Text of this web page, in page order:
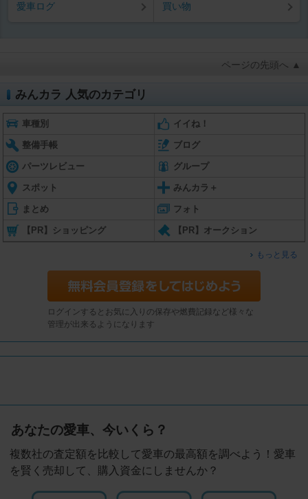
愛車ログ 買い物
ページの先頭へ ▲
みんカラ 人気のカテゴリ
車種別 イイね！
整備手帳 ブログ
パーツレビュー グループ
スポット みんカラ＋
まとめ フォト
【PR】ショッピング 【PR】オークション
もっと見る
ログインするとお気に入りの保存や燃費記録など様々な
管理が出来るようになります
あなたの愛車、今いくら？
複数社の査定額を比較して愛車の最高額を調べよう！愛車
を賢く売却して、購入資金にしませんか？